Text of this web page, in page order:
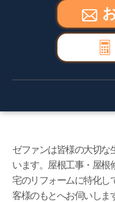
ゼファンは皆様の大切な
います。屋根工事・屋根
宅のリフォームに特化し
客様のもとへお伺いしま